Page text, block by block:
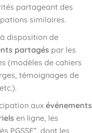
partageant des
similaires.
disposition de
partagés par les
(modèles de cahiers
témoignages de
aux événements
en ligne, les
PGSSE”, dont les